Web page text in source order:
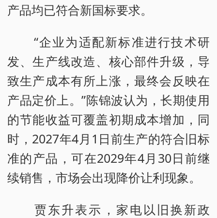
产品均已符合新国标要求。
“企业为适配新标准进行技术研
发、生产线改造、核心部件升级，导
致生产成本有所上涨，最终会反映在
产品定价上。”陈锦波认为，长期使用
的节能收益可覆盖初期成本增加，同
时，2027年4月1日前生产的符合旧标
准的产品，可在2029年4月30日前继
续销售，市场会出现降价让利现象。
贾东升表示，家电以旧换新政